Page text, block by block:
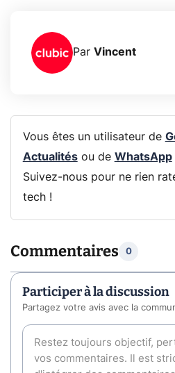
Par Vincent
Vous êtes un utilisateur de
Actualitésou de WhatsApp
Suivez-nous pour ne rien
tech !
Commentaires 0
Participer à la discussion
Partagez votre avis avec la